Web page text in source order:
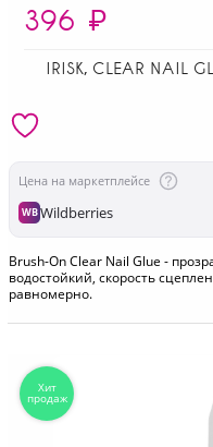
396 ₽
IRISK, CLEAR NAIL
Цена на маркетплейсе
WBWildberries
Brush-On Clear Nail Glue -
водостойкий, скорость
равномерно.